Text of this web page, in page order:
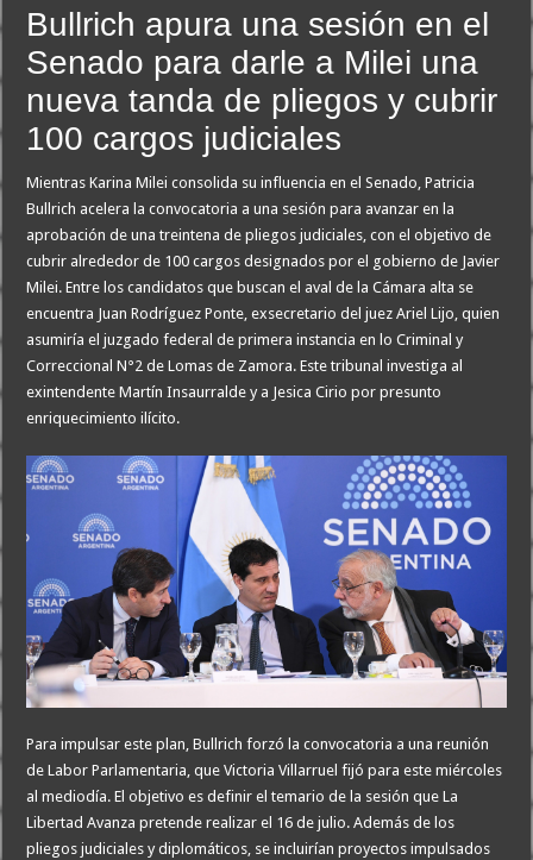
Camilota presentó a su nueva novia y contó su historia de amor: «Hoy, por fin,
Franco Mastantuono se fue de Real Madrid y en Italia lo recibió una multitud:
Franco Colapinto denunció que fue víctima de un robo en Italia: «Quién
Dolor en Chubut: murió el intendente de Gaiman en medio de una operación
Escala el conflicto universitario: los rectores piden a la Justicia que intime al
Pedradas, corridas y detenidos frente al Congreso en la marcha contra la Ley de
La Cámara de Casación confirmó el procesamiento de Julio de Vido y su
La contundente respuesta de Benegas Lynch a una senadora K que quiso
Bullrich apura una sesión en el
Senado para darle a Milei una
nueva tanda de pliegos y cubrir
100 cargos judiciales
Mientras Karina Milei consolida su influencia en el Senado, Patricia
Bullrich acelera la convocatoria a una sesión para avanzar en la
aprobación de una treintena de pliegos judiciales, con el objetivo de
cubrir alrededor de 100 cargos designados por el gobierno de Javier
Milei. Entre los candidatos que buscan el aval de la Cámara alta se
encuentra Juan Rodríguez Ponte, exsecretario del juez Ariel Lijo, quien
asumiría el juzgado federal de primera instancia en lo Criminal y
Correccional N°2 de Lomas de Zamora. Este tribunal investiga al
exintendente Martín Insaurralde y a Jesica Cirio por presunto
enriquecimiento ilícito.
Para impulsar este plan, Bullrich forzó la convocatoria a una reunión
de Labor Parlamentaria, que Victoria Villarruel fijó para este miércoles
al mediodía. El objetivo es definir el temario de la sesión que La
Libertad Avanza pretende realizar el 16 de julio. Además de los
pliegos judiciales y diplomáticos, se incluirían proyectos impulsados